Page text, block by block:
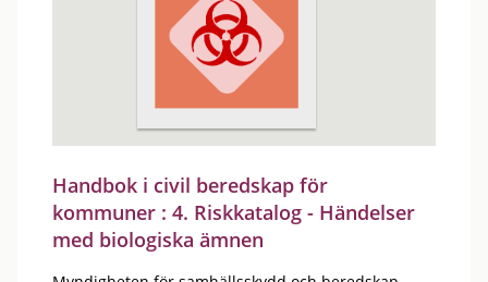
Handbok i civil beredskap för
kommuner : 4. Riskkatalog - Händelser
med biologiska ämnen